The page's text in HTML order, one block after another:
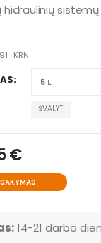
hidraulinių
IŠVALYTI
€
14-21 darbo